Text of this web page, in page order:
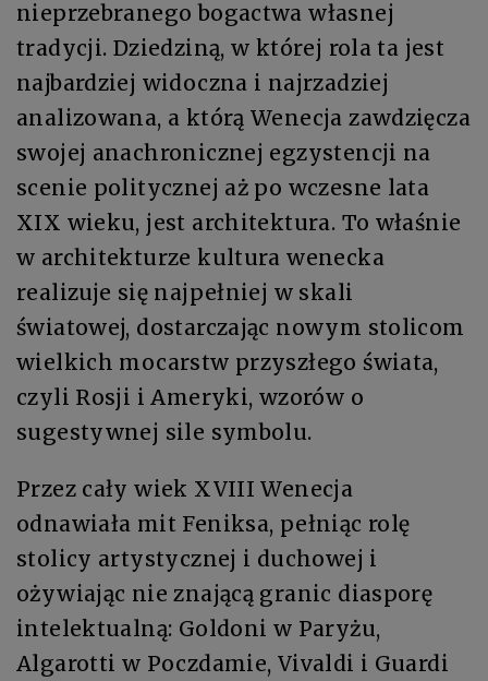
nieprzebranego bogactwa własnej
tradycji. Dziedziną, w której rola ta jest
najbardziej widoczna i najrzadziej
analizowana, a którą Wenecja zawdzięcza
swojej anachronicznej egzystencji na
scenie politycznej aż po wczesne lata
XIX wieku, jest architektura. To właśnie
w architekturze kultura wenecka
realizuje się najpełniej w skali
światowej, dostarczając nowym stolicom
wielkich mocarstw przyszłego świata,
czyli Rosji i Ameryki, wzorów o
sugestywnej sile symbolu.
Przez cały wiek XVIII Wenecja
odnawiała mit Feniksa, pełniąc rolę
stolicy artystycznej i duchowej i
ożywiając nie znającą granic diasporę
intelektualną: Goldoni w Paryżu,
Algarotti w Poczdamie, Vivaldi i Guardi